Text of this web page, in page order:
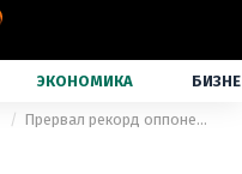
ЭКОНОМИКА
Прервал рекорд оппонента: "Украинский Халк", побывавший в нокдауне, проиграл чемпиону Игр